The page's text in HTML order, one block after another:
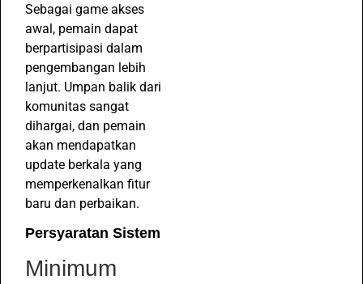
Sebagai game akses
awal, pemain dapat
berpartisipasi dalam
pengembangan lebih
lanjut. Umpan balik dari
komunitas sangat
dihargai, dan pemain
akan mendapatkan
update berkala yang
memperkenalkan fitur
baru dan perbaikan.
Persyaratan Sistem
Minimum